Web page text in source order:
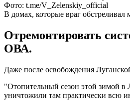
Фото: t.me/V_Zelenskiy_official
В домах, которые враг
Отремонтировать
ОВА.
Даже после освобождения
"Отопительный сезон этой зимой в
уничтожили там практически всю